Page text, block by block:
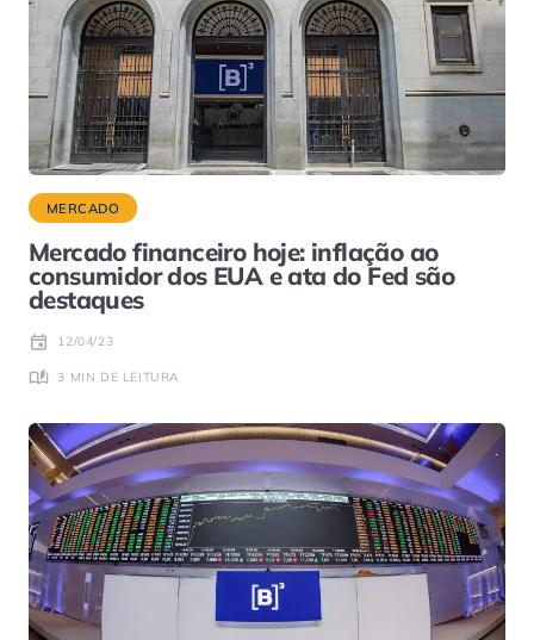
MERCADO
Mercado financeiro hoje: inflação ao
consumidor dos EUA e ata do Fed são
destaques
12/04/23
3 MIN DE LEITURA